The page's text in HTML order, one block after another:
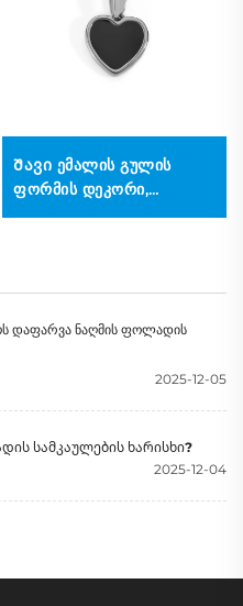
Შავი ემალის გულის
ფორმის დეკორი,
გალვანიზებული
ნაღმის ფოლადის
2025-12-05
სამკაულების ხარისხი?
2025-12-04